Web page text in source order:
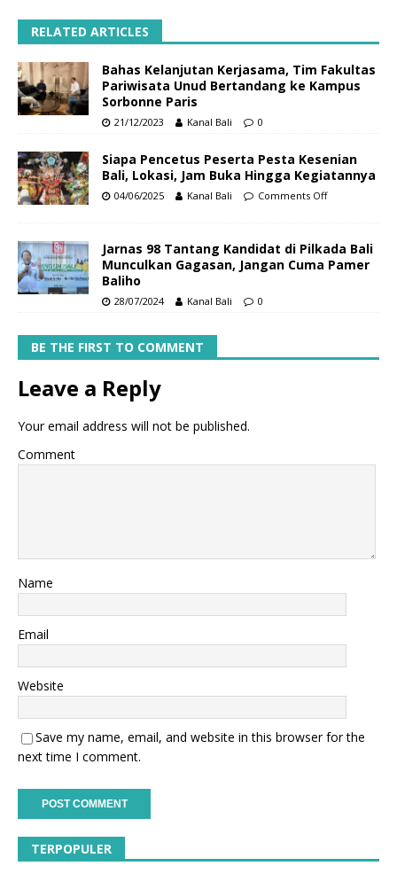
RELATED ARTICLES
Bahas Kelanjutan Kerjasama, Tim Fakultas
Pariwisata Unud Bertandang ke Kampus
Sorbonne Paris
21/12/2023 Kanal Bali 0
Siapa Pencetus Peserta Pesta Kesenian
Bali, Lokasi, Jam Buka Hingga Kegiatannya
04/06/2025 Kanal Bali Comments Off
Jarnas 98 Tantang Kandidat di Pilkada Bali
Munculkan Gagasan, Jangan Cuma Pamer
Baliho
28/07/2024 Kanal Bali 0
BE THE FIRST TO COMMENT
Leave a Reply
Your email address will not be published.
Comment
Name
Email
Website
Save my name, email, and website in this browser for the
next time I comment.
TERPOPULER